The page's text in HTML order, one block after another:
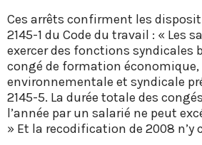
Ces arrêts confirment les
2145-1 du Code du travail : « Les
exercer des fonctions syndicales
congé de formation économique,
environnementale et syndicale
2145-5. La durée totale des
l’année par un salarié ne peut
» Et la recodification de 2008 n’y